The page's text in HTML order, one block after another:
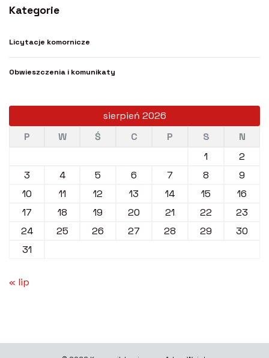
Kategorie
Licytacje komornicze
Obwieszczenia i komunikaty
sierpień 2026
P
W Ś C P S
N
1
2
3
4 5 6 7 8
9
10
11 12 13 14 15
16
17
18 19 20 21 22
23
24
25 26 27 28 29
30
31
« lip